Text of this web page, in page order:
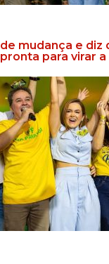
mudança e diz
para virar a